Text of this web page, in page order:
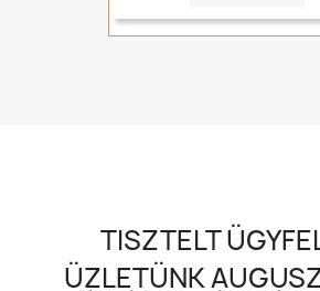
TISZTELT
ÜZLETÜNK